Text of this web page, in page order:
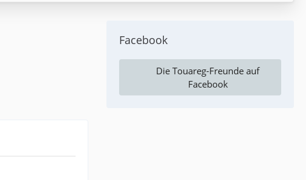
Facebook
Die Touareg-Freunde auf
Facebook